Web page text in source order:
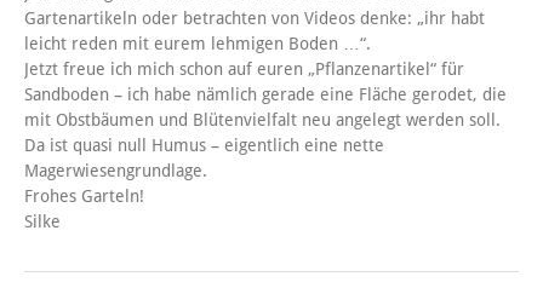
Gartenartikeln oder betrachten von Videos denke: „ihr habt
leicht reden mit eurem lehmigen Boden …“.
Jetzt freue ich mich schon auf euren „Pflanzenartikel“ für
Sandboden – ich habe nämlich gerade eine Fläche gerodet, die
mit Obstbäumen und Blütenvielfalt neu angelegt werden soll.
Da ist quasi null Humus – eigentlich eine nette
Magerwiesengrundlage.
Frohes Garteln!
Silke